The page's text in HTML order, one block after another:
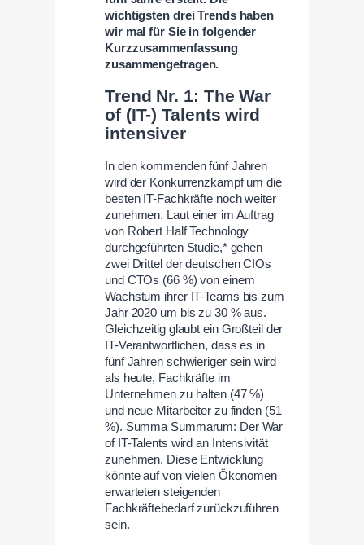
wichtigsten drei Trends haben
wir mal für Sie in folgender
Kurzzusammenfassung
zusammengetragen.
Trend Nr. 1: The War
of (IT-) Talents wird
intensiver
In den kommenden fünf Jahren
wird der Konkurrenzkampf um die
besten IT-Fachkräfte noch weiter
zunehmen. Laut einer im Auftrag
von Robert Half Technology
durchgeführten Studie,* gehen
zwei Drittel der deutschen CIOs
und CTOs (66 %) von einem
Wachstum ihrer IT-Teams bis zum
Jahr 2020 um bis zu 30 % aus.
Gleichzeitig glaubt ein Großteil der
IT-Verantwortlichen, dass es in
fünf Jahren schwieriger sein wird
als heute, Fachkräfte im
Unternehmen zu halten (47 %)
und neue Mitarbeiter zu finden (51
%). Summa Summarum: Der War
of IT-Talents wird an Intensivität
zunehmen. Diese Entwicklung
könnte auf von vielen Ökonomen
erwarteten steigenden
Fachkräftebedarf zurückzuführen
sein.